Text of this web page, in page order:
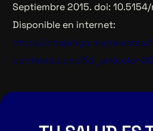
Septiembre 2015. doi:
Disponible en internet:
https://chapingo.mx/revistas/